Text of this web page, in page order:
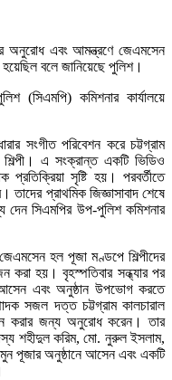
অনুরোধ এবং আমন্ত্রণে জেএমসেন
বলে জানিয়েছে পুলিশ।
(সিএমপি) কমিশনার কার্যালয়ে
সংগীত পরিবেশন করে চট্টগ্রাম
শিল্পী। এ সংক্রান্ত একটি ভিডিও
সৃষ্টি হয়। পরবর্তীতে
তাদের প্রাথমিক জিজ্ঞাসাবাদ শেষে
সিএমপির উপ-পুলিশ কমিশনার
হল পূজা মণ্ডপে শিল্পীদের
করা হয়। বৃহস্পতিবার সন্ধ্যার পর
এবং অনুষ্ঠান উপভোগ করতে
সজল দত্ত চট্টগ্রাম কালচারাল
করার জন্য অনুরোধ করেন। তার
শহীদুল করিম, মো. নুরুল ইসলাম,
পূজার অনুষ্ঠানে আসেন এবং একটি